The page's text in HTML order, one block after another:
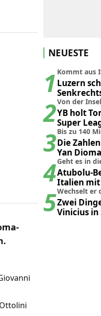
NEUESTE
1 Kommt aus
Luzern
2Von der Insel
YB holt
Super
3Bis zu 140
Die
Yan
4Geht es in
Atubolu-
Italien mit
5Wechselt er
Zwei
Vinicius in